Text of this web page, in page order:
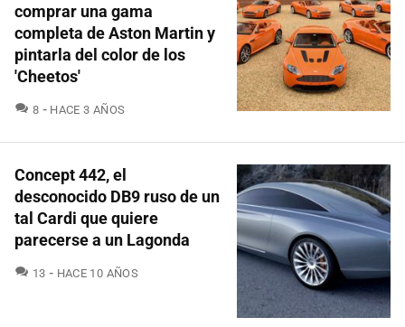
comprar una gama
completa de Aston Martin y
pintarla del color de los
'Cheetos'
8 COMENTARIOS
HACE 3 AÑOS
Concept 442, el
desconocido DB9 ruso de un
tal Cardi que quiere
parecerse a un Lagonda
13 COMENTARIOS
HACE 10 AÑOS